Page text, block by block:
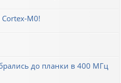
M0!
до планки в 400 МГц